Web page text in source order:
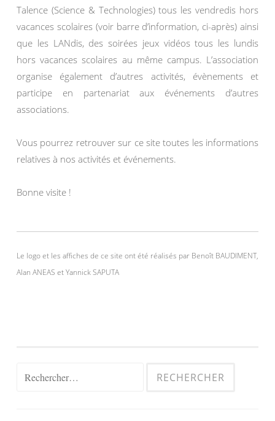
Talence (Science & Technologies) tous les vendredis hors
vacances scolaires (voir barre d’information, ci-après) ainsi
que les LANdis, des soirées jeux vidéos tous les lundis
hors vacances scolaires au même campus. L’association
organise également d’autres activités, évènements et
participe en partenariat aux événements d’autres
associations.
Vous pourrez retrouver sur ce site toutes les informations
relatives à nos activités et événements.
Bonne visite !
Le logo et les affiches de ce site ont été réalisés par Benoît BAUDIMENT,
Alan ANEAS et Yannick SAPUTA
Rechercher :